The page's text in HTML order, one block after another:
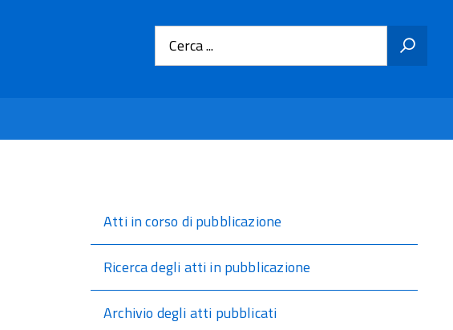
Cerca ...
Atti in corso di pubblicazione
Ricerca degli atti in pubblicazione
Archivio degli atti pubblicati